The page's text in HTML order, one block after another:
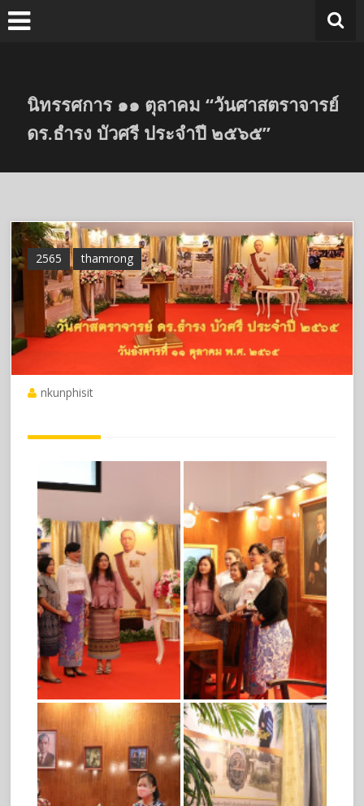
Skip
to
นิทรรศการ ๑๑ ตุลาคม “วันศาสตราจารย์
ดร.ธำรง บัวศรี ประจำปี ๒๕๖๕”
2565 thamrong
nkunphisit